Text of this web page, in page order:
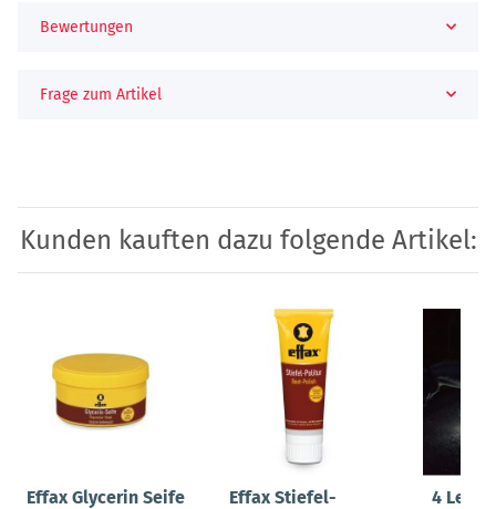
Bewertungen
Frage zum Artikel
Kunden kauften dazu folgende Artikel:
Effax Glycerin Seife
Effax Stiefel-
4